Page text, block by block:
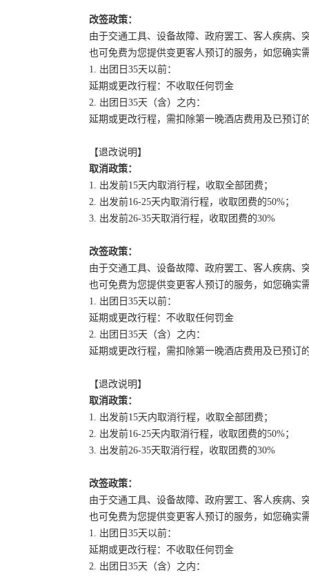
改签政策：
由于交通工具、设备故障、政府罢工、客人疾病、
也可免费为您提供变更客人预订的服务，如您确
1. 出团日35天以前：
延期或更改行程：不收取任何罚金
2. 出团日35天（含）之内：
延期或更改行程，需扣除第一晚酒店费用及已预订
【退改说明】
取消政策：
1. 出发前15天内取消行程，收取全部团费；
2. 出发前16-25天内取消行程，收取团费的50%；
3. 出发前26-35天取消行程，收取团费的30%
改签政策：
由于交通工具、设备故障、政府罢工、客人疾病、
也可免费为您提供变更客人预订的服务，如您确
1. 出团日35天以前：
延期或更改行程：不收取任何罚金
2. 出团日35天（含）之内：
延期或更改行程，需扣除第一晚酒店费用及已预订
【退改说明】
取消政策：
1. 出发前15天内取消行程，收取全部团费；
2. 出发前16-25天内取消行程，收取团费的50%；
3. 出发前26-35天取消行程，收取团费的30%
改签政策：
由于交通工具、设备故障、政府罢工、客人疾病、
也可免费为您提供变更客人预订的服务，如您确
1. 出团日35天以前：
延期或更改行程：不收取任何罚金
2. 出团日35天（含）之内：